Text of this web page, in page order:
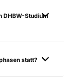
DHBW-Studium
statt?